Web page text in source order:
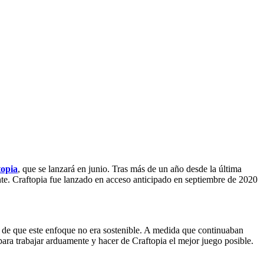
, que se lanzará en junio. Tras más de un año desde la última
Craftopia fue lanzado en acceso anticipado en septiembre de 2020
que este enfoque no era sostenible. A medida que continuaban
trabajar arduamente y hacer de Craftopia el mejor juego posible.